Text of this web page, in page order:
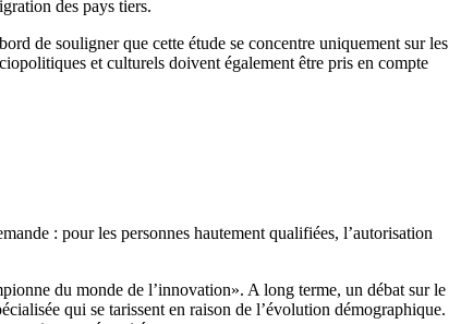
des pays tiers.
de souligner que cette étude se concentre uniquement sur les
et culturels doivent également être pris en compte
: pour les personnes hautement qualifiées, l’autorisation
du monde de l’innovation». A long terme, un débat sur le
qui se tarissent en raison de l’évolution démographique.